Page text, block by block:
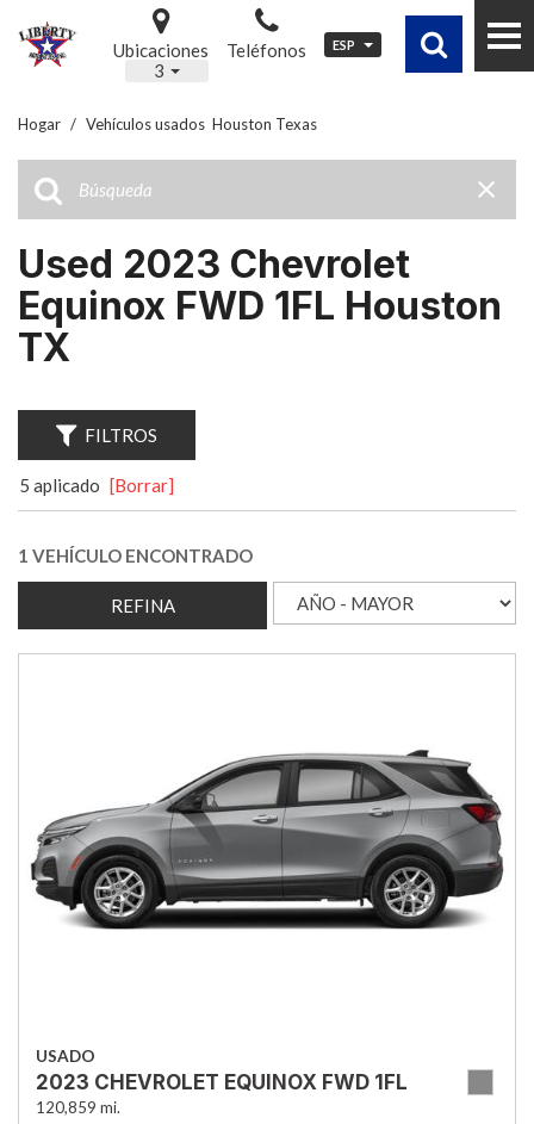
Ubicaciones
3
Teléfonos ESP
Hogar / Vehículos usados ​ Houston Texas
Used 2023 Chevrolet
Equinox FWD 1FL Houston
TX
FILTROS
5 aplicado [Borrar]
1 VEHÍCULO ENCONTRADO
REFINA
USADO
2023 CHEVROLET EQUINOX FWD 1FL
120,859 mi.